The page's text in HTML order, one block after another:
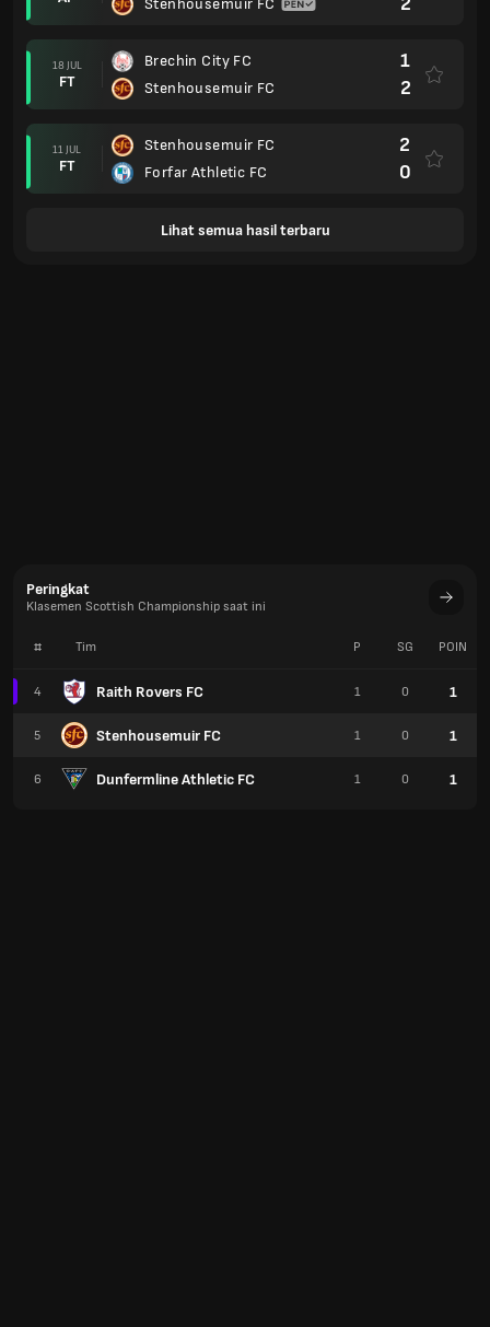
Stenhousemuir FC
18 JUL
FT
Brechin City FC
Stenhousemuir FC
1
2
11 JUL
FT
Stenhousemuir FC
Forfar Athletic FC
2
0
Lihat semua hasil terbaru
Peringkat
Klasemen Scottish Championship saat ini
# Tim
4 Raith Rovers FC
5 Stenhousemuir FC
6 Dunfermline Athletic FC
P SG POIN
1 0 1
1 0 1
1 0 1